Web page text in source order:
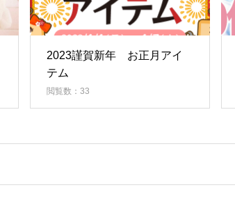
2023謹賀新年 お正月アイ
テム
閲覧数：33